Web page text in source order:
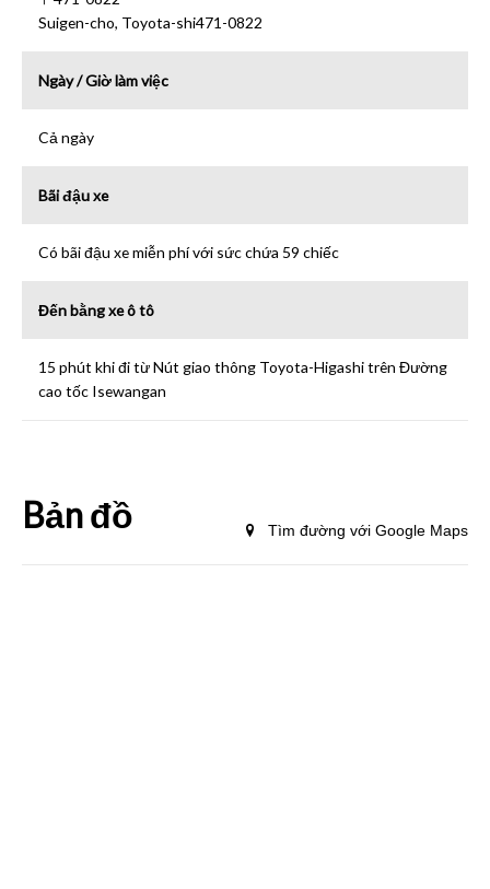
Suigen-cho, Toyota-shi471-0822
Ngày / Giờ làm việc
Cả ngày
Bãi đậu xe
Có bãi đậu xe miễn phí với sức chứa 59 chiếc
Đến bằng xe ô tô
15 phút khi đi từ Nút giao thông Toyota-Higashi trên Đường
cao tốc Isewangan
Bản đồ Tìm đường với Google Maps